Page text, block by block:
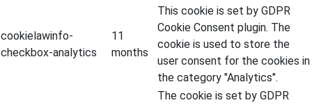
cookielawinfo-
checkbox-analytics
11
months
This cookie is set by GDPR
Cookie Consent plugin. The
cookie is used to store the
user consent for the cookies in
the category "Analytics".
The cookie is set by GDPR